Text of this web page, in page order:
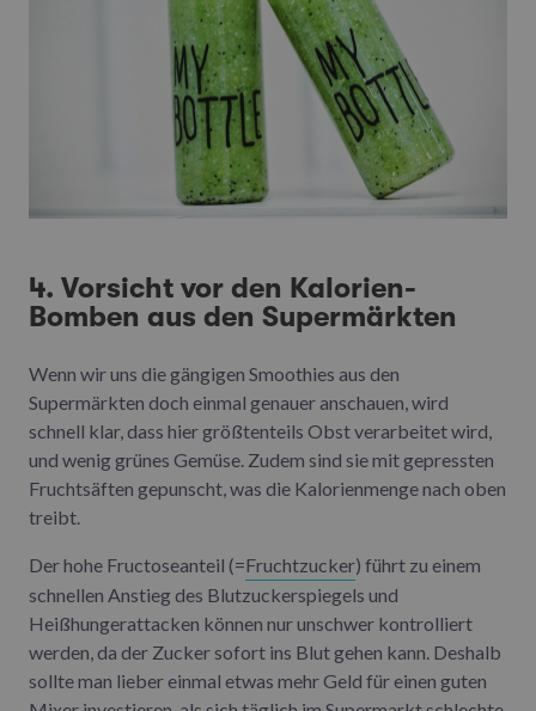
4. Vorsicht vor den Kalorien-
Bomben aus den Supermärkten
Wenn wir uns die gängigen Smoothies aus den
Supermärkten doch einmal genauer anschauen, wird
schnell klar, dass hier größtenteils Obst verarbeitet wird,
und wenig grünes Gemüse. Zudem sind sie mit gepressten
Fruchtsäften gepunscht, was die Kalorienmenge nach oben
treibt.
Der hohe Fructoseanteil (=Fruchtzucker) führt zu einem
schnellen Anstieg des Blutzuckerspiegels und
Heißhungerattacken können nur unschwer kontrolliert
werden, da der Zucker sofort ins Blut gehen kann. Deshalb
sollte man lieber einmal etwas mehr Geld für einen guten